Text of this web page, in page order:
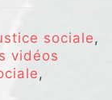
sociale ,
vidéos
,